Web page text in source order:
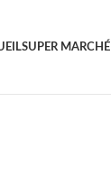
SUPER MARCHÉ